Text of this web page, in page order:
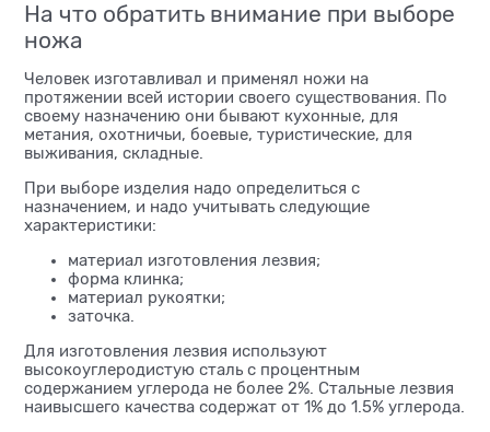
На что обратить внимание при выборе
ножа
Человек изготавливал и применял ножи на
протяжении всей истории своего существования. По
своему назначению они бывают кухонные, для
метания, охотничьи, боевые, туристические, для
выживания, складные.
При выборе изделия надо определиться с
назначением, и надо учитывать следующие
характеристики:
материал изготовления лезвия;
форма клинка;
материал рукоятки;
заточка.
Для изготовления лезвия используют
высокоуглеродистую сталь с процентным
содержанием углерода не более 2%. Стальные лезвия
наивысшего качества содержат от 1% до 1.5% углерода.